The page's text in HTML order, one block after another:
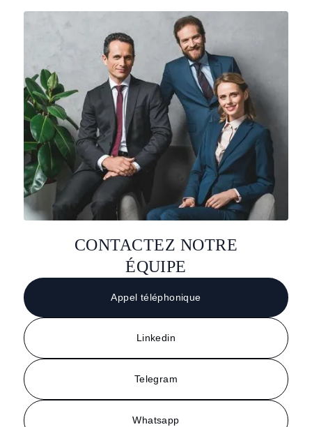
CONTACTEZ NOTRE
ÉQUIPE
Appel téléphonique
Linkedin
Telegram
Whatsapp